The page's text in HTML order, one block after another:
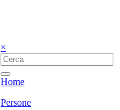
×
Home
Persone